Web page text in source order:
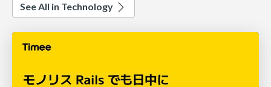
See All in Technology